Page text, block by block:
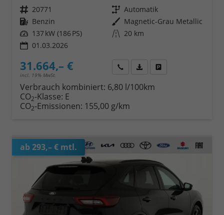
Fahrzeugnr. 20771 Getriebe Automatik
Kraftstoff Benzin Außenfarbe Magnetic-Grau Metallic
Leistung 137 kW (186 PS) Kilometerstand 20 km
01.03.2026
31.664,– €
incl. 19% MwSt.
Wir rufen Sie anFahrzeugexposé (PDF)
Verbrauch kombiniert: 6,80 l/100km
CO2-Klasse: E
CO2-Emissionen: 155,00 g/km
ab 293,– € mtl.